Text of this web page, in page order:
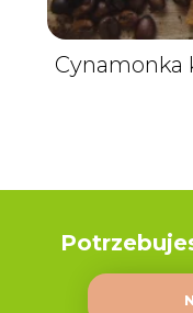
Cynamonka